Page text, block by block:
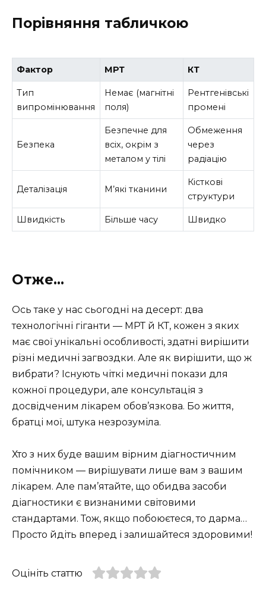
Порівняння табличкою
Фактор МРТ КТ
Тип
випромінювання
Немає (магнітні
поля)
Рентгенівські
промені
Безпека
Безпечне для
всіх, окрім з
металом у тілі
Обмеження
через
радіацію
Деталізація М’які тканини
Кісткові
структури
Швидкість Більше часу Швидко
Отже…
Ось таке у нас сьогодні на десерт: два
технологічні гіганти — МРТ й КТ, кожен з яких
має свої унікальні особливості, здатні вирішити
різні медичні загвоздки. Але як вирішити, що ж
вибрати? Існують чіткі медичні покази для
кожної процедури, але консультація з
досвідченим лікарем обов’язкова. Бо життя,
братці мої, штука незрозуміла.
Хто з них буде вашим вірним діагностичним
помічником — вирішувати лише вам з вашим
лікарем. Але пам’ятайте, що обидва засоби
діагностики є визнаними світовими
стандартами. Тож, якщо побоюєтеся, то дарма…
Просто йдіть вперед і залишайтеся здоровими!
Оцініть статтю